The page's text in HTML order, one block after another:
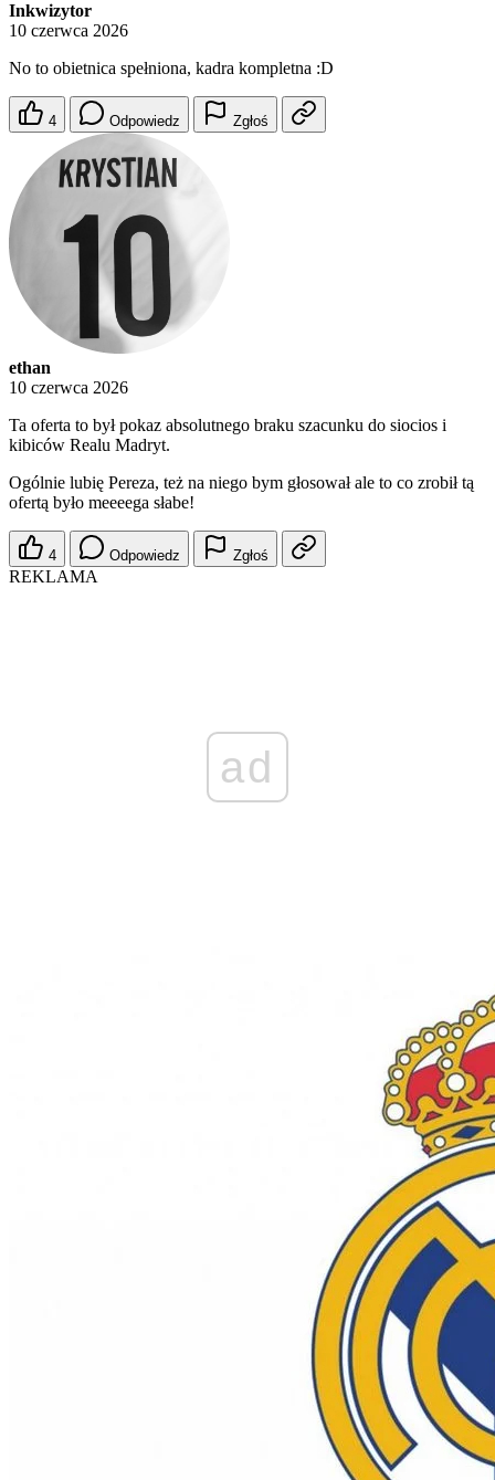
Inkwizytor
10 czerwca 2026
No to obietnica spełniona, kadra kompletna :D
4 Odpowiedz Zgłoś
ethan
10 czerwca 2026
Ta oferta to był pokaz absolutnego braku szacunku do siocios i
kibiców Realu Madryt.
Ogólnie lubię Pereza, też na niego bym głosował ale to co zrobił tą
ofertą było meeeega słabe!
4 Odpowiedz Zgłoś
REKLAMA
ad